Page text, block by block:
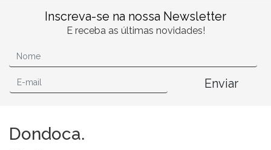
Inscreva-se na nossa Newsletter
E receba as últimas novidades!
Enviar
Dondoca.